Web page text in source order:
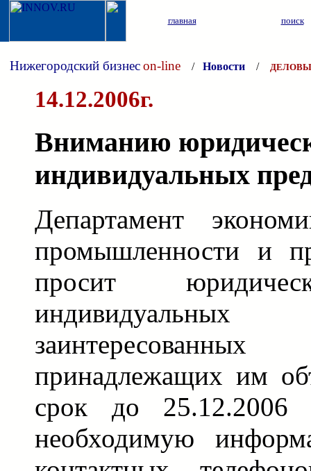
главная поиск
Нижегородский бизнесon-line / Новости /
14.12.2006г.
Вниманию
индивидуальных
Департамент
промышленности и
просит
индивидуальных
принадлежащих им
срок до 25.12.2006
необходимую